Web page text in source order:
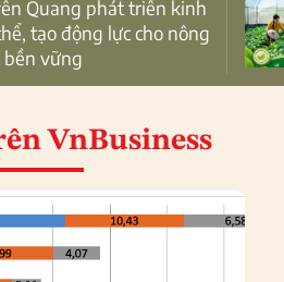
tạo động lực cho nông
vững
VnBusiness